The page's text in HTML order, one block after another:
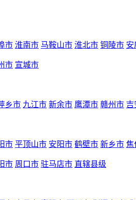
市 淮南市 马鞍山市 淮北市 铜陵市 安
市 宣城市
乡市 九江市 新余市 鹰潭市 赣州市 吉
市 平顶山市 安阳市 鹤壁市 新乡市 焦
市 周口市 驻马店市 直辖县级